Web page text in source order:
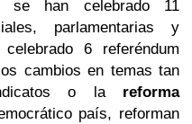
se han celebrado 11
parlamentarias y
6 referéndum
cambios en temas tan
o la reforma
país, reforman